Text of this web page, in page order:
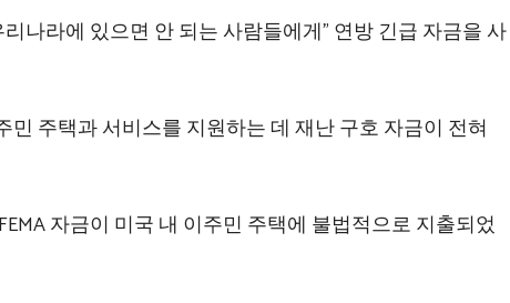
나라에 있으면 안 되는 사람들에게” 연방 긴급 자금을 사
민 주택과 서비스를 지원하는 데 재난 구호 자금이 전혀
자금이 미국 내 이주민 주택에 불법적으로 지출되었